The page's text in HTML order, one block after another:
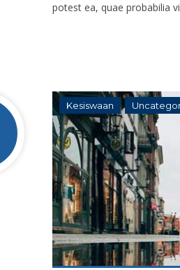
potest ea, quae probabilia
Kesiswaan